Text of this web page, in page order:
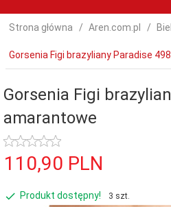
Strona główna Aren.com.pl
Gorsenia Figi brazyliany Paradise
Gorsenia Figi
amarantowe
110,90 PLN
Produkt dostępny! 3 szt.